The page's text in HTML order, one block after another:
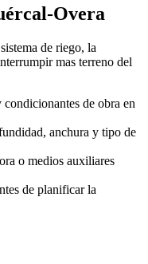
Overa
de riego, la
mas terreno del
de obra en
anchura y tipo de
o medios auxiliares
de planificar la